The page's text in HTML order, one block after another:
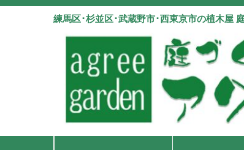
練馬区･杉並区･武蔵野市･西東京市の植木屋